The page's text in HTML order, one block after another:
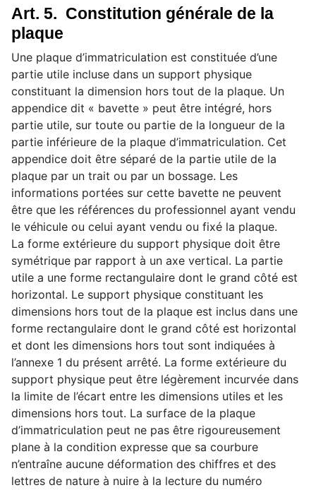
Art. 5. Constitution générale de la
plaque
Une plaque d’immatriculation est constituée d’une
partie utile incluse dans un support physique
constituant la dimension hors tout de la plaque. Un
appendice dit « bavette » peut être intégré, hors
partie utile, sur toute ou partie de la longueur de la
partie inférieure de la plaque d’immatriculation. Cet
appendice doit être séparé de la partie utile de la
plaque par un trait ou par un bossage. Les
informations portées sur cette bavette ne peuvent
être que les références du professionnel ayant vendu
le véhicule ou celui ayant vendu ou fixé la plaque.
La forme extérieure du support physique doit être
symétrique par rapport à un axe vertical. La partie
utile a une forme rectangulaire dont le grand côté est
horizontal. Le support physique constituant les
dimensions hors tout de la plaque est inclus dans une
forme rectangulaire dont le grand côté est horizontal
et dont les dimensions hors tout sont indiquées à
l’annexe 1 du présent arrêté. La forme extérieure du
support physique peut être légèrement incurvée dans
la limite de l’écart entre les dimensions utiles et les
dimensions hors tout. La surface de la plaque
d’immatriculation peut ne pas être rigoureusement
plane à la condition expresse que sa courbure
n’entraîne aucune déformation des chiffres et des
lettres de nature à nuire à la lecture du numéro